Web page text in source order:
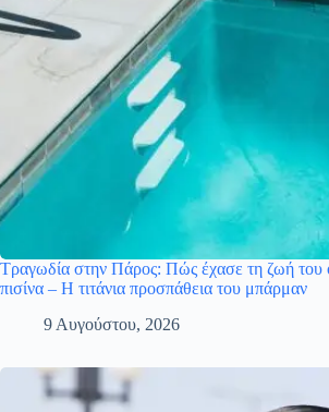
Τραγωδία στην Πάρος: Πώς έχασε τη ζωή του
πισίνα – Η τιτάνια προσπάθεια του μπάρμαν
9 Αυγούστου, 2026